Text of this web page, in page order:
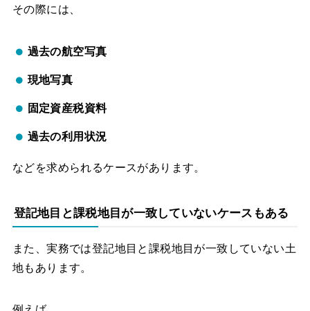
その際には、
過去の航空写真
現地写真
固定資産税資料
過去の利用状況
などを求められるケースがあります。
登記地目と課税地目が一致していないケースもある
また、実務では登記地目と課税地目が一致していない土
地もあります。